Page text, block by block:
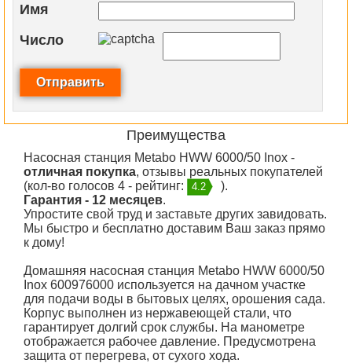
Имя
Число
Преимущества
Насосная станция Metabo HWW 6000/50 Inox -
отличная покупка, отзывы реальных покупателей
(кол-во голосов 4 - рейтинг:
4.2
).
Гарантия - 12 месяцев.
Упростите свой труд и заставьте других завидовать.
Мы быстро и бесплатно доставим Ваш заказ прямо
к дому!
Домашняя насосная станция Metabo HWW 6000/50
Inox 600976000 используется на дачном участке
для подачи воды в бытовых целях, орошения сада.
Корпус выполнен из нержавеющей стали, что
гарантирует долгий срок службы. На манометре
отображается рабочее давление. Предусмотрена
защита от перегрева, от сухого хода.